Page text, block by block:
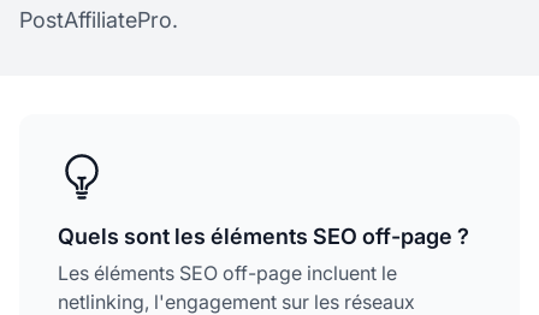
PostAffiliatePro.
Quels sont les éléments SEO off-page ?
Les éléments SEO off-page incluent le
netlinking, l'engagement sur les réseaux